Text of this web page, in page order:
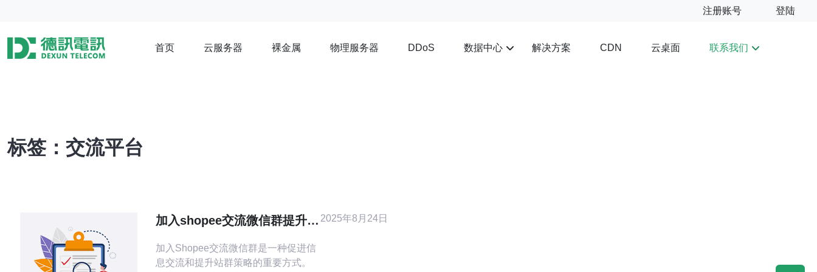
注册账号 登陆
首页 云服务器 裸金属 物理服务器 DDoS 数据中心 解决方案 CDN 云桌面 联系我们
标签：交流平台
加入shopee交流微信群提升你
加入Shopee交流微信群是一种促进信
息交流和提升站群策略的重要方式。
2025年8月24日